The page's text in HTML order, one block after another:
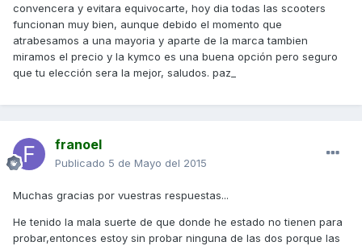
convencera y evitara equivocarte, hoy dia todas las scooters
funcionan muy bien, aunque debido el momento que
atrabesamos a una mayoria y aparte de la marca tambien
miramos el precio y la kymco es una buena opción pero seguro
que tu elección sera la mejor, saludos. paz_
franoel
Publicado 5 de Mayo del 2015
Muchas gracias por vuestras respuestas...
He tenido la mala suerte de que donde he estado no tienen para
probar,entonces estoy sin probar ninguna de las dos porque las